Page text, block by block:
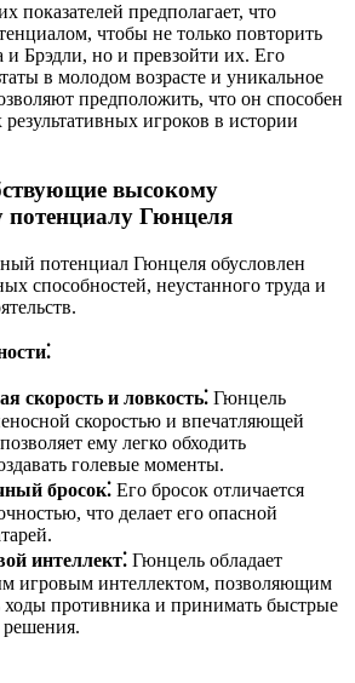
показателей предполагает, что
чтобы не только повторить
и Брэдли, но и превзойти их. Его
в молодом возрасте и уникальное
предположить, что он способен
игроков в истории
высокому
потенциалу Гюнцеля
потенциал Гюнцеля обусловлен
способностей, неустанного труда и
скорость и ловкость⁚ Гюнцель
скоростью и впечатляющей
ему легко обходить
голевые моменты.
бросок⁚ Его бросок отличается
что делает его опасной
интеллект⁚ Гюнцель обладает
игровым интеллектом, позволяющим
ходы противника и принимать быстрые